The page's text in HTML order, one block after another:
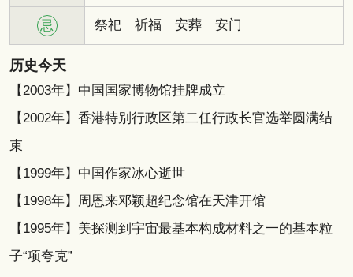
忌 祭祀 祈福 安葬 安门
历史今天
【2003年】中国国家博物馆挂牌成立
【2002年】香港特别行政区第二任行政长官选举圆满结
束
【1999年】中国作家冰心逝世
【1998年】周恩来邓颖超纪念馆在天津开馆
【1995年】美探测到宇宙最基本构成材料之一的基本粒
子“项夸克”